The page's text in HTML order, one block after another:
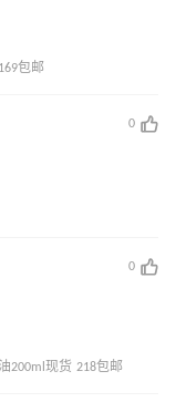
包邮
0
0
200ml现货 218包邮